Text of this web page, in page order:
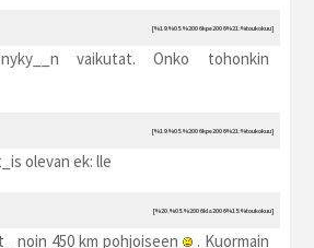
[%19.%05.%2006 kpe2006 %21:%toukokuu]
vaikutat. Onko tohonkin
[%19.%05.%2006 kpe2006 %21:%toukokuu]
olevan ek: lle
[%20.%05.%2006 kla2006 %15:%toukokuu]
noin 450 km pohjoiseen
. Kuormain